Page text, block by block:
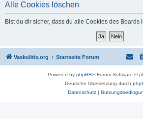
Alle Cookies löschen
Bist du dir sicher, dass du alle Cookies des Boards
Vaskulitis.org Startseite Forum
Powered by phpBB® Forum Software ©
Deutsche Übersetzung durch
Datenschutz|